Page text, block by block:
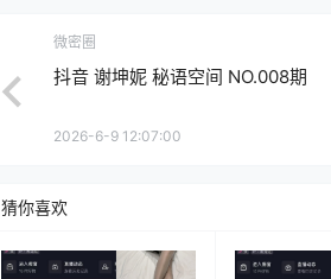
微密圈
抖音 谢坤妮 秘语空间 NO.008期
2026-6-9 12:07:00
猜你喜欢